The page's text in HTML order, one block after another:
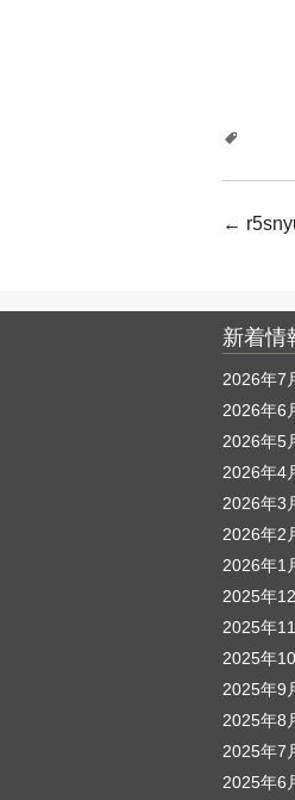
投
ナ
ビ
ゲ
ー
シ
ョ
ン
←
新着情
2026年7
2026年6
2026年5
2026年4
2026年3
2026年2
2026年1
2025年
2025年
2025年
2025年9
2025年8
2025年7
2025年6